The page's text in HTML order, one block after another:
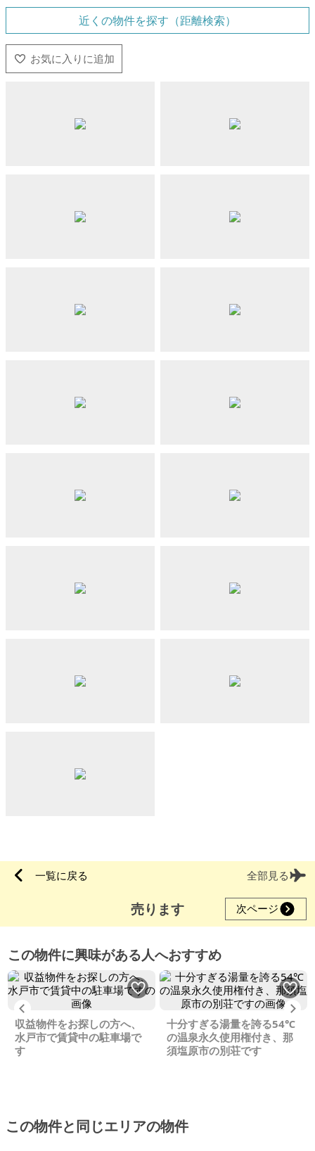
近くの物件を探す（距離検索）
一覧に戻る 全部見る
売ります 次ページ
この物件に興味がある人へおすすめ
Previous
収益物件をお探しの方へ、
水戸市で賃貸中の駐車場で
す
十分すぎる湯量を誇る54℃
の温泉永久使用権付き、那
須塩原市の別荘です
この物件と同じエリアの物件